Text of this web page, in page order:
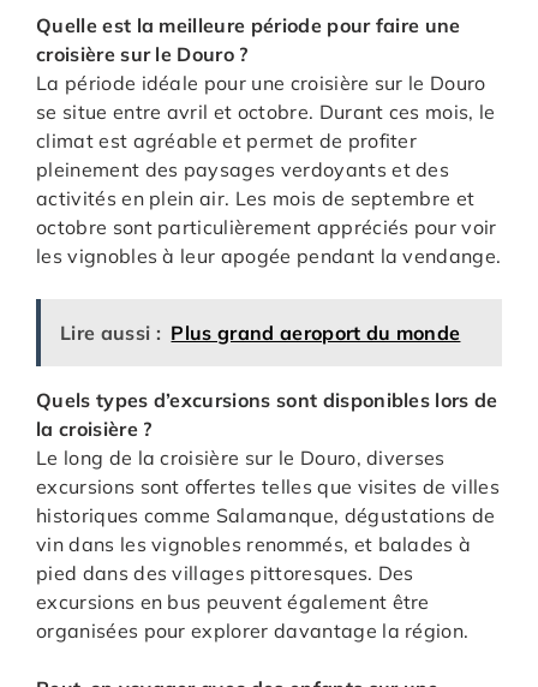
Quelle est la meilleure période pour faire une
croisière sur le Douro ?
La période idéale pour une croisière sur le Douro
se situe entre avril et octobre. Durant ces mois, le
climat est agréable et permet de profiter
pleinement des paysages verdoyants et des
activités en plein air. Les mois de septembre et
octobre sont particulièrement appréciés pour voir
les vignobles à leur apogée pendant la vendange.
Lire aussi : Plus grand aeroport du monde
Quels types d’excursions sont disponibles lors de
la croisière ?
Le long de la croisière sur le Douro, diverses
excursions sont offertes telles que visites de villes
historiques comme Salamanque, dégustations de
vin dans les vignobles renommés, et balades à
pied dans des villages pittoresques. Des
excursions en bus peuvent également être
organisées pour explorer davantage la région.